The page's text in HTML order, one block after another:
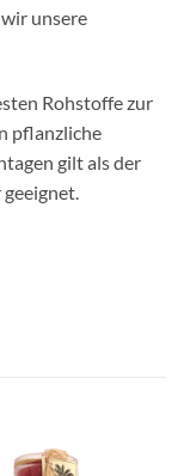
unsere
Rohstoffe zur
pflanzliche
gilt als der